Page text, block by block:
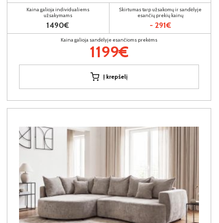
Kaina galioja individualiems
užsakymams
1490€
Skirtumas tarp užsakomų ir sandėlyje
esančių prekių kainų
- 291€
Kaina galioja sandėlyje esančioms prekėms
1199€
Į krepšelį